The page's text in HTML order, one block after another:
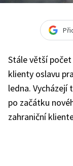
Stále větší
klienty oslavu
ledna.
po začátku
zahraniční